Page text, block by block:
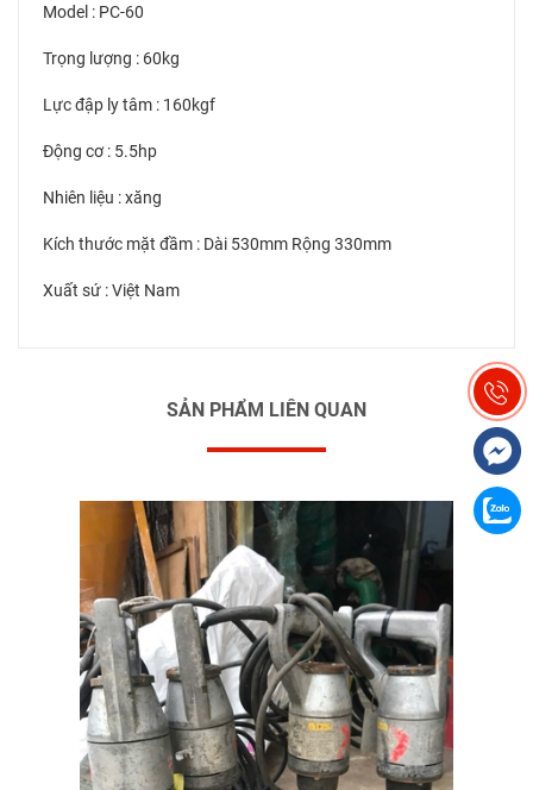
Model : PC-60
Trọng lượng : 60kg
Lực đập ly tâm : 160kgf
Động cơ : 5.5hp
Nhiên liệu : xăng
Kích thước mặt đầm : Dài 530mm Rộng 330mm
Xuất sứ : Việt Nam
SẢN PHẨM LIÊN QUAN